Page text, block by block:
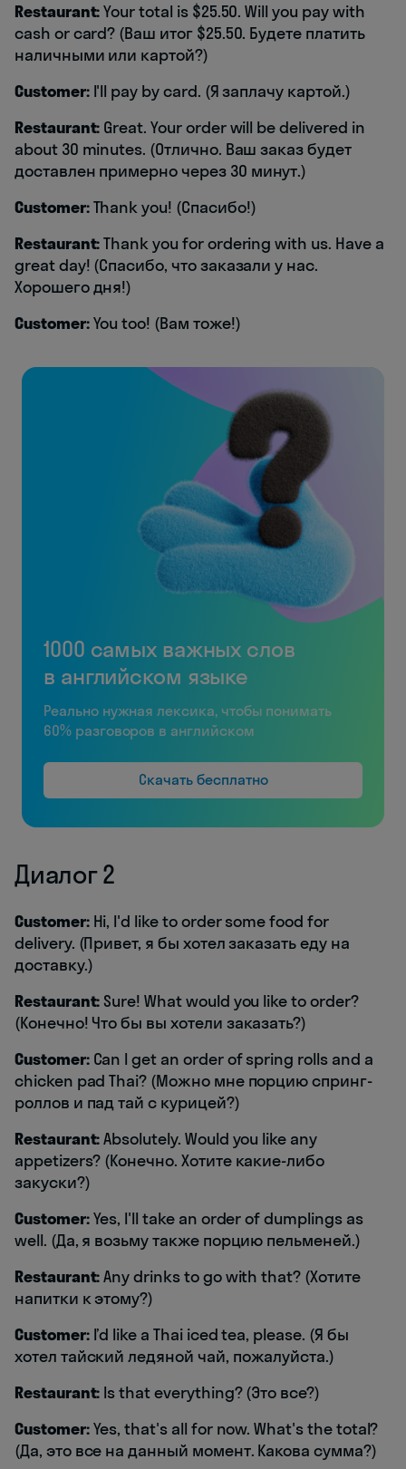
Restaurant:Your total is $25.50. Will you pay with
cash or card? (Ваш итог $25.50. Будете платить
наличными или картой?)
Customer:I'll pay by card. (Я заплачу картой.)
Restaurant: Great. Your order will be delivered in
about 30 minutes. (Отлично. Ваш заказ будет
доставлен примерно через 30 минут.)
Customer:Thank you! (Спасибо!)
Restaurant:Thank you for ordering with us. Have a
great day! (Спасибо, что заказали у нас.
Хорошего дня!)
Customer:You too! (Вам тоже!)
1000 самых важных слов
в английском языке
Реально нужная лексика, чтобы понимать
60% разговоров в английском
Скачать бесплатно
Диалог 2
Customer:Hi, I'd like to order some food for
delivery. (Привет, я бы хотел заказать еду на
доставку.)
Restaurant:Sure! What would you like to order?
(Конечно! Что бы вы хотели заказать?)
Customer:Can I get an order of spring rolls and a
chicken pad Thai? (Можно мне порцию спринг-
роллов и пад тай с курицей?)
Restaurant:Absolutely. Would you like any
appetizers? (Конечно. Хотите какие-либо
закуски?)
Customer:Yes, I'll take an order of dumplings as
well. (Да, я возьму также порцию пельменей.)
Restaurant:Any drinks to go with that? (Хотите
напитки к этому?)
Customer:I’d like a Thai iced tea, please. (Я бы
хотел тайский ледяной чай, пожалуйста.)
Restaurant: Is that everything? (Это все?)
Customer:Yes, that's all for now. What's the total?
(Да, это все на данный момент. Какова сумма?)